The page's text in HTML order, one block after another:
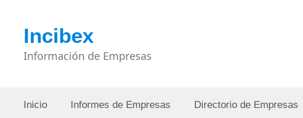
contenidoIncibex
Información de Empresas
Inicio Informes de Empresas Directorio de Empresas